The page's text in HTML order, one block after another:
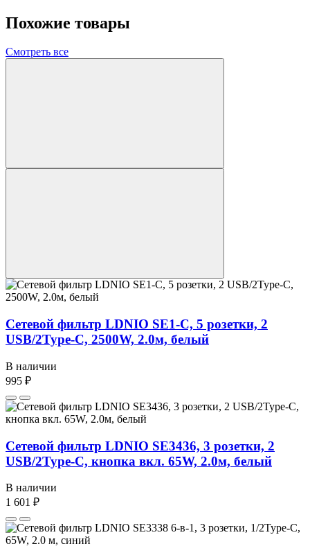
Похожие товары
Смотреть все
Сетевой фильтр LDNIO SE1-C, 5 розетки, 2
USB/2Type-C, 2500W, 2.0м, белый
В наличии
995 ₽
Сетевой фильтр LDNIO SE3436, 3 розетки, 2
USB/2Type-C, кнопка вкл. 65W, 2.0м, белый
В наличии
1 601 ₽